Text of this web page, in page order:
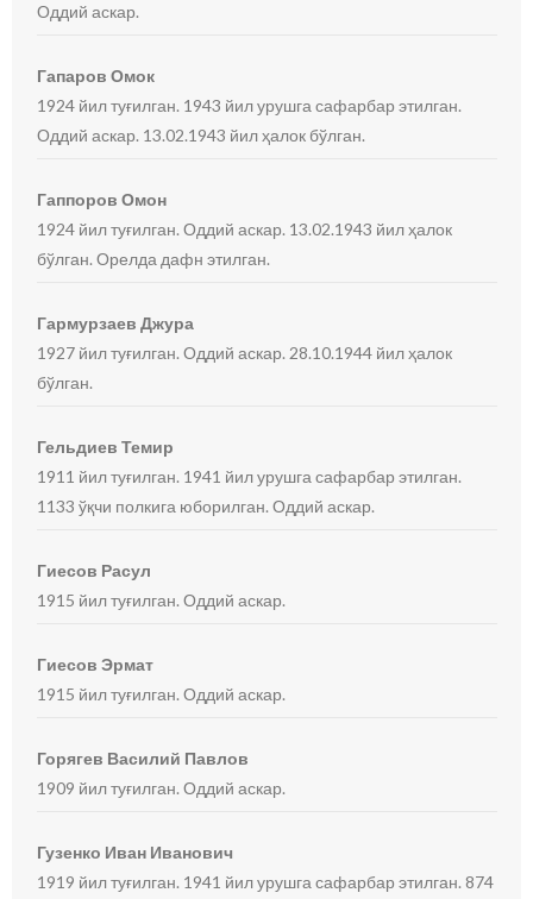
Оддий аскар.
Гапаров Омок
1924 йил туғилган. 1943 йил урушга сафарбар этилган.
Оддий аскар. 13.02.1943 йил ҳалок бўлган.
Гаппоров Омон
1924 йил туғилган. Оддий аскар. 13.02.1943 йил ҳалок
бўлган. Орелда дафн этилган.
Гармурзаев Джура
1927 йил туғилган. Оддий аскар. 28.10.1944 йил ҳалок
бўлган.
Гельдиев Темир
1911 йил туғилган. 1941 йил урушга сафарбар этилган.
1133 ўқчи полкига юборилган. Оддий аскар.
Гиесов Расул
1915 йил туғилган. Оддий аскар.
Гиесов Эрмат
1915 йил туғилган. Оддий аскар.
Горягев Василий Павлов
1909 йил туғилган. Оддий аскар.
Гузенко Иван Иванович
1919 йил туғилган. 1941 йил урушга сафарбар этилган. 874